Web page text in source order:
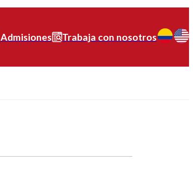
Admisiones Trabaja con nosotros